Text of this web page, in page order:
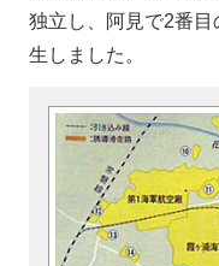
独立し、阿見で2番
生しました。